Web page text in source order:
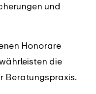
und
Honorare
die
Beratungspraxis.